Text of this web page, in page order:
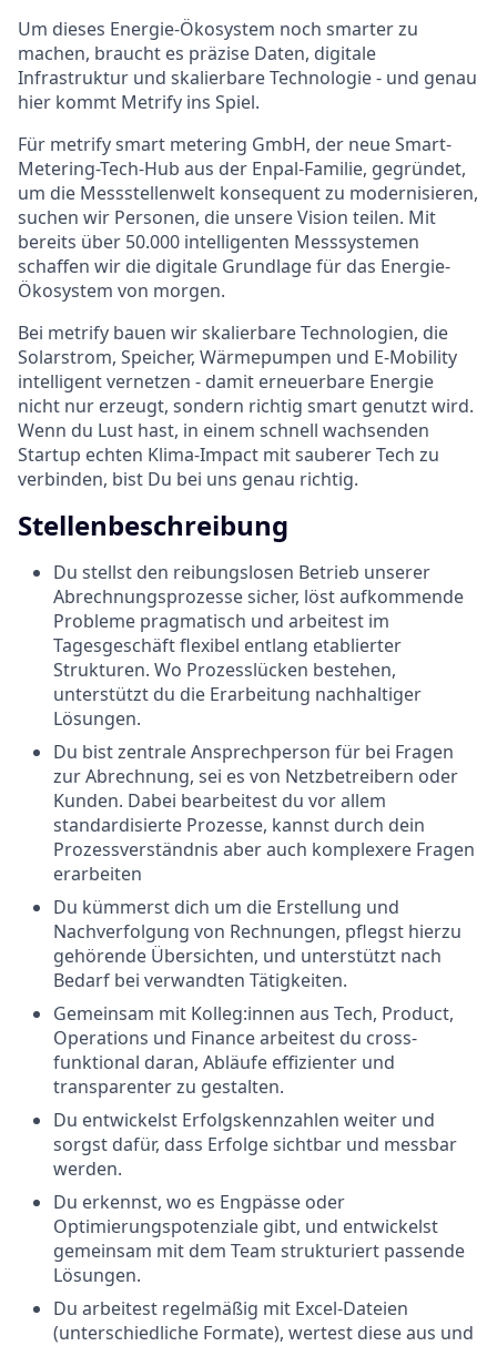
Um dieses Energie-Ökosystem noch smarter zu
machen, braucht es präzise Daten, digitale
Infrastruktur und skalierbare Technologie - und genau
hier kommt Metrify ins Spiel.
Für metrify smart metering GmbH, der neue Smart-
Metering-Tech-Hub aus der Enpal-Familie, gegründet,
um die Messstellenwelt konsequent zu modernisieren,
suchen wir Personen, die unsere Vision teilen. Mit
bereits über 50.000 intelligenten Messsystemen
schaffen wir die digitale Grundlage für das Energie-
Ökosystem von morgen.
Bei metrify bauen wir skalierbare Technologien, die
Solarstrom, Speicher, Wärmepumpen und E-Mobility
intelligent vernetzen - damit erneuerbare Energie
nicht nur erzeugt, sondern richtig smart genutzt wird.
Wenn du Lust hast, in einem schnell wachsenden
Startup echten Klima-Impact mit sauberer Tech zu
verbinden, bist Du bei uns genau richtig.
Stellenbeschreibung
Du stellst den reibungslosen Betrieb unserer
Abrechnungsprozesse sicher, löst aufkommende
Probleme pragmatisch und arbeitest im
Tagesgeschäft flexibel entlang etablierter
Strukturen. Wo Prozesslücken bestehen,
unterstützt du die Erarbeitung nachhaltiger
Lösungen.
Du bist zentrale Ansprechperson für bei Fragen
zur Abrechnung, sei es von Netzbetreibern oder
Kunden. Dabei bearbeitest du vor allem
standardisierte Prozesse, kannst durch dein
Prozessverständnis aber auch komplexere Fragen
erarbeiten
Du kümmerst dich um die Erstellung und
Nachverfolgung von Rechnungen, pflegst hierzu
gehörende Übersichten, und unterstützt nach
Bedarf bei verwandten Tätigkeiten.
Gemeinsam mit Kolleg:innen aus Tech, Product,
Operations und Finance arbeitest du cross-
funktional daran, Abläufe effizienter und
transparenter zu gestalten.
Du entwickelst Erfolgskennzahlen weiter und
sorgst dafür, dass Erfolge sichtbar und messbar
werden.
Du erkennst, wo es Engpässe oder
Optimierungspotenziale gibt, und entwickelst
gemeinsam mit dem Team strukturiert passende
Lösungen.
Du arbeitest regelmäßig mit Excel-Dateien
(unterschiedliche Formate), wertest diese aus und